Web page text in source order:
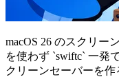
macOS 26 のスクリー
を使わず `swiftc` 一発
クリーンセーバーを作